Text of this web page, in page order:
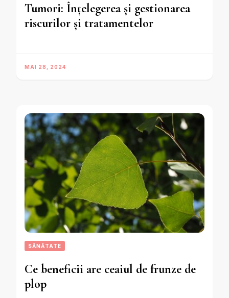
Tumori: Înțelegerea și gestionarea
riscurilor și tratamentelor
MAI 28, 2024
SĂNĂTATE
Ce beneficii are ceaiul de frunze de
plop